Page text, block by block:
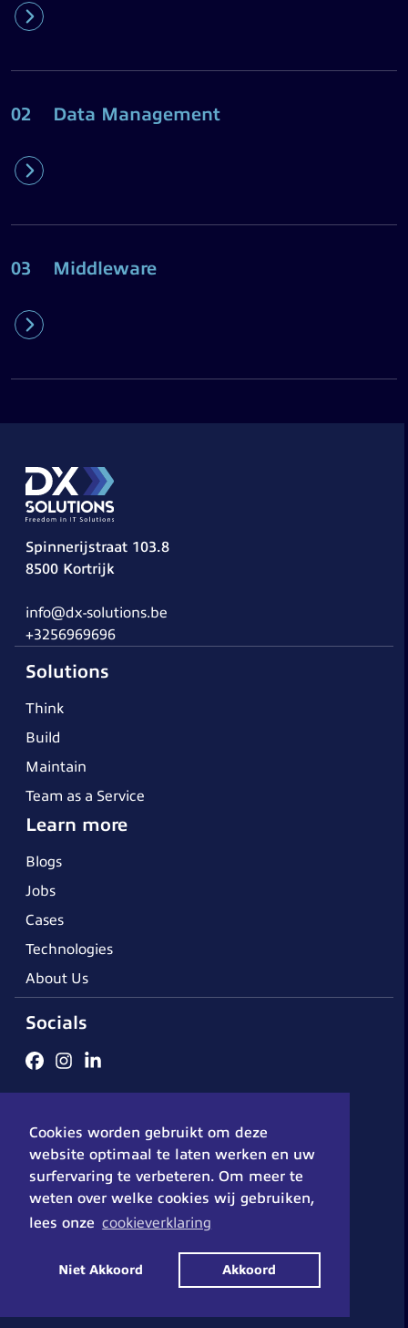
Cookies worden gebruikt om deze
website optimaal te laten werken en uw
surfervaring te verbeteren. Om meer te
weten over welke cookies wij gebruiken,
lees onze cookieverklaring
Niet Akkoord Akkoord
02 Data Management
03 Middleware
Spinnerijstraat 103.8
8500 Kortrijk
info@dx-solutions.be
+3256969696
Solutions
Think
Build
Maintain
Team as a Service
Learn more
Blogs
Jobs
Cases
Technologies
About Us
Socials
Privacy Policy© 2026 - DX-Solutions